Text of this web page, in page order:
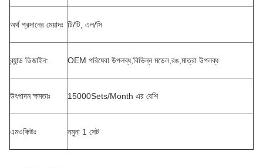
অর্থ প্রদানের মেয়াদঃ টি/টি, এল/সি
ব্র্যান্ড ডিজাইন: OEM পরিষেবা উপলব্ধ,বিভিন্ন মডেল,রঙ,মাত্রা উপলব্ধ
উৎপাদন ক্ষমতাঃ 15000Sets/Month এর বেশি
এমওকিউঃ নমুনা 1 সেট